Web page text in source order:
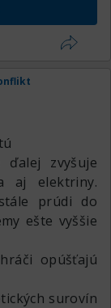
zvyšuje
aj elektriny.
prúdi do
ešte vyššie
opúšťajú
surovín